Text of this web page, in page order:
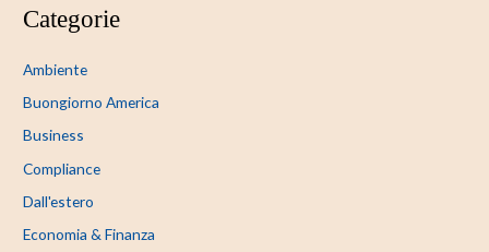
Categorie
Ambiente
Buongiorno America
Business
Compliance
Dall'estero
Economia & Finanza